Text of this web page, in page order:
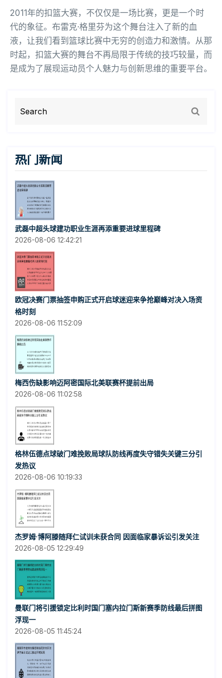
2011年的扣篮大赛，不仅仅是一场比赛，更是一个时
代的象征。布雷克·格里芬为这个舞台注入了新的血
液，让我们看到篮球比赛中无穷的创造力和激情。从那
时起，扣篮大赛的舞台不再局限于传统的技巧较量，而
是成为了展现运动员个人魅力与创新思维的重要平台。
热门新闻
武磊中超头球建功职业生涯再添重要进球里程碑
2026-08-06 12:42:21
欧冠决赛门票抽签申购正式开启球迷迎来争抢巅峰对决入场资
格时刻
2026-08-06 11:52:09
梅西伤缺影响迈阿密国际北美联赛杯提前出局
2026-08-06 11:02:58
格林伍德点球破门难挽败局球队防线再度失守错失关键三分引
发热议
2026-08-06 10:19:33
杰罗姆·博阿滕随拜仁试训未获合同 因面临家暴诉讼引发关注
2026-08-05 12:29:49
曼联门将引援锁定比利时国门塞内拉门斯新赛季防线最后拼图
浮现一
2026-08-05 11:45:24